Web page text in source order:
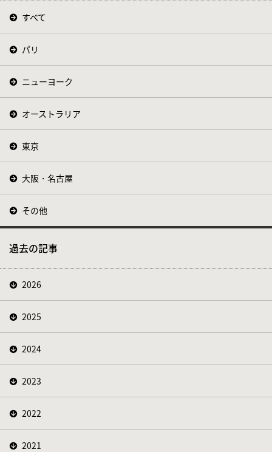
すべて
パリ
ニューヨーク
オーストラリア
東京
大阪・名古屋
その他
過去の記事
2026
2025
2024
2023
2022
2021